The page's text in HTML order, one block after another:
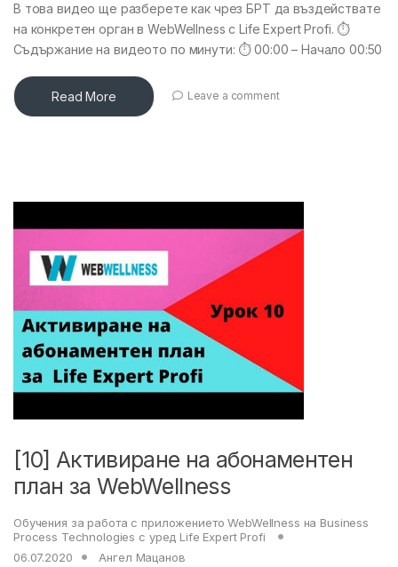
В това видео ще разберете как чрез БРТ да въздействате
на конкретен орган в WebWellness с Life Expert Profi. ⏱
Съдържание на видеото по минути: ⏱ 00:00 – Начало 00:50
Read More Leave a comment
[10] Активиране на абонаментен
план за WebWellness
Обучения за работа с приложението WebWellness на Business
Process Technologies с уред Life Expert Profi
06.07.2020
Ангел Мацанов